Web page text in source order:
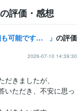
評価・感想
社労士が給与計算を代行します Web明細も可能です（賃金台帳つき！）お気軽にご相談ください の評価
2026-07-10 14:39:30
きましたが、
いただき、不安に思っ